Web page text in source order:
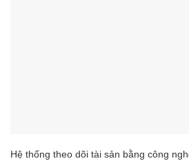
Hệ thống theo dõi tài sản bằng công